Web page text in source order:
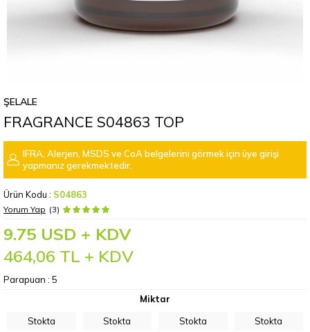
ŞELALE
FRAGRANCE S04863 TOP
IFRA, Alerjen, MSDS ve CoA belgelerini görmek için üye girişi
yapmanız gerekmektedir.
Ürün Kodu : S04863
Yorum Yap (3)
9.75 USD + KDV
464,06 TL + KDV
Parapuan : 5
Miktar
Stokta
Stokta Stokta Stokta